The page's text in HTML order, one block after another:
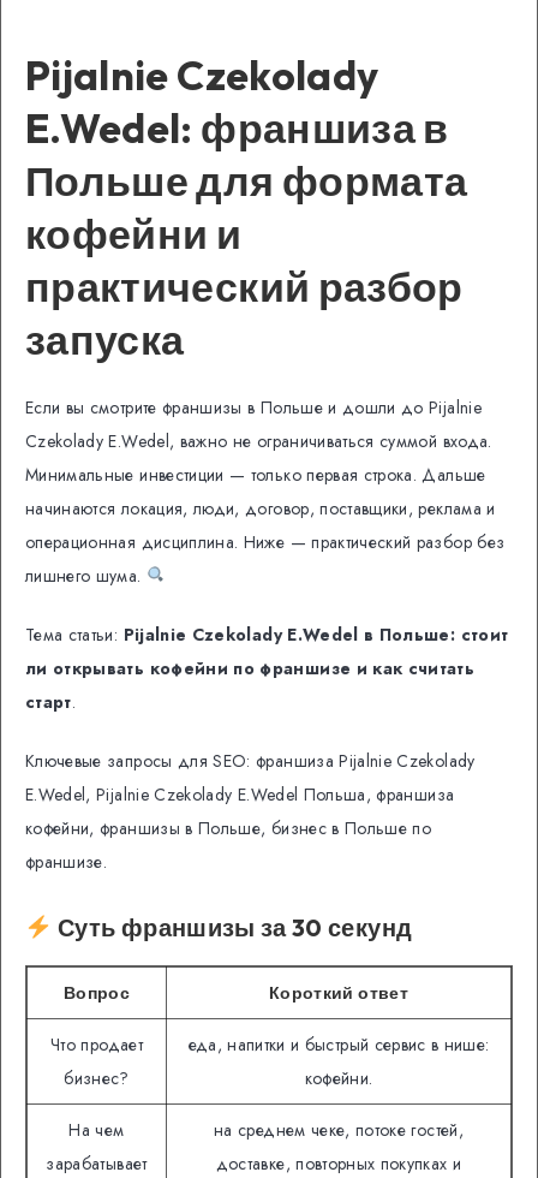
Pijalnie Czekolady
E.Wedel: франшиза в
Польше для формата
кофейни и
практический разбор
запуска
Если вы смотрите франшизы в Польше и дошли до Pijalnie
Czekolady E.Wedel, важно не ограничиваться суммой входа.
Минимальные инвестиции — только первая строка. Дальше
начинаются локация, люди, договор, поставщики, реклама и
операционная дисциплина. Ниже — практический разбор без
лишнего шума.
Тема статьи: Pijalnie Czekolady E.Wedel в Польше: стоит
ли открывать кофейни по франшизе и как считать
старт.
Ключевые запросы для SEO: франшиза Pijalnie Czekolady
E.Wedel, Pijalnie Czekolady E.Wedel Польша, франшиза
кофейни, франшизы в Польше, бизнес в Польше по
франшизе.
Суть франшизы за 30 секунд
Вопрос Короткий ответ
Что продает
бизнес?
еда, напитки и быстрый сервис в нише:
кофейни.
На чем
зарабатывает
на среднем чеке, потоке гостей,
доставке, повторных покупках и